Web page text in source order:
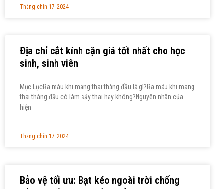
Tháng chín 17, 2024
Địa chỉ cắt kính cận giá tốt nhất cho học
sinh, sinh viên
Mục LụcRa máu khi mang thai tháng đầu là gì?Ra máu khi mang
thai tháng đầu có làm sảy thai hay không?Nguyên nhân của
hiện
Tháng chín 17, 2024
Bảo vệ tối ưu: Bạt kéo ngoài trời chống